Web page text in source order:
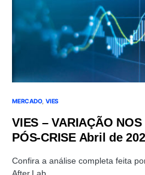
MERCADO VIES
VIES – VARIAÇÃO
PÓS-CRISE Abril de
Confira a análise completa feita
After.Lab